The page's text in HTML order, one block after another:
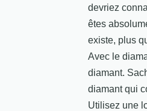
devriez
êtes
existe, plus
Avec le
diamant.
diamant qui
Utilisez une